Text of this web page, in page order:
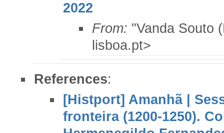
2022
From: "Vanda Souto
lisboa.pt>
References:
[Histport] Amanhã |
fronteira (1200-1250).